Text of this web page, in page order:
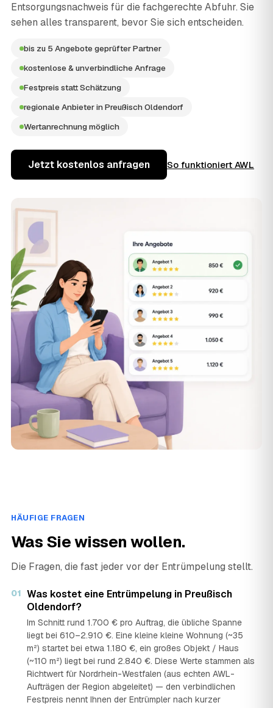
Entsorgungsnachweis für die fachgerechte Abfuhr. Sie
sehen alles transparent, bevor Sie sich entscheiden.
bis zu 5 Angebote geprüfter Partner
kostenlose & unverbindliche Anfrage
Festpreis statt Schätzung
regionale Anbieter in Preußisch Oldendorf
Wertanrechnung möglich
Jetzt kostenlos anfragen So funktioniert AWL
HÄUFIGE FRAGEN
Was Sie wissen wollen.
Die Fragen, die fast jeder vor der Entrümpelung stellt.
01 Was kostet eine Entrümpelung in Preußisch
Oldendorf?
Im Schnitt rund 1.700 € pro Auftrag, die übliche Spanne
liegt bei 610–2.910 €. Eine kleine kleine Wohnung (~35
m²) startet bei etwa 1.180 €, ein großes Objekt / Haus
(~110 m²) liegt bei rund 2.840 €. Diese Werte stammen als
Richtwert für Nordrhein-Westfalen (aus echten AWL-
Aufträgen der Region abgeleitet) — den verbindlichen
Festpreis nennt Ihnen der Entrümpler nach kurzer